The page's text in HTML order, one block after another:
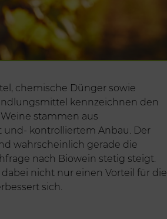
chemische Dünger sowie
kennzeichnen den
stammen aus
kontrolliertem Anbau. Der
wahrscheinlich gerade die
nach Biowein stetig steigt.
nicht nur einen Vorteil für die
sich.